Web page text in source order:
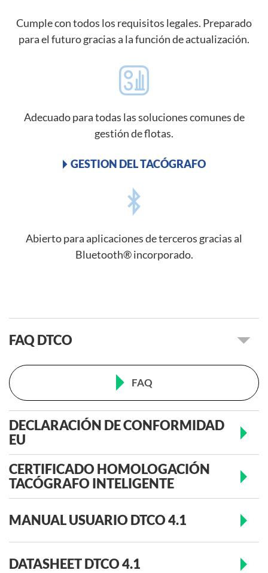
Cumple con todos los requisitos legales. Preparado
para el futuro gracias a la función de actualización.
Adecuado para todas las soluciones comunes de
gestión de flotas.
GESTION DEL TACÓGRAFO
Abierto para aplicaciones de terceros gracias al
Bluetooth® incorporado.
FAQ DTCO
FAQ
DECLARACIÓN DE CONFORMIDAD
EU
CERTIFICADO HOMOLOGACIÓN
TACÓGRAFO INTELIGENTE
MANUAL USUARIO DTCO 4.1
DATASHEET DTCO 4.1